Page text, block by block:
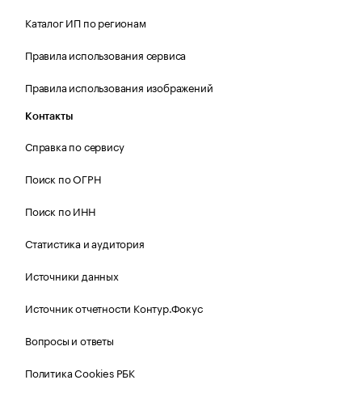
Каталог ИП по регионам
Правила использования сервиса
Правила использования изображений
Контакты
Справка по сервису
Поиск по ОГРН
Поиск по ИНН
Статистика и аудитория
Источники данных
Источник отчетности Контур.Фокус
Вопросы и ответы
Политика Cookies РБК